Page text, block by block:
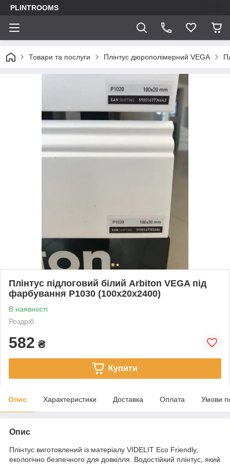
PLINTROOMS
Товари та послуги Плінтус дюрополімерний VEGA
Плінтус підлоговий білий Arbiton VEGA під
фарбування P1030 (100x20x2400)
В наявності
Роздріб
582 ₴
Купити
Опис Характеристики Доставка Оплата Умови
Опис
Плінтус виготовлений із матеріалу VIDELIT Eco Friendly,
екологічно безпечного для довкілля. Водостійкий плінтус, який